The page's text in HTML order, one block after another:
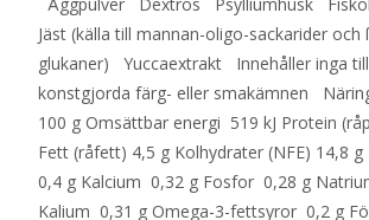
Äggpulver Dextros Psylliumhusk
Jäst (källa till mannan-oligo-sackarider och
glukaner) Yuccaextrakt Innehåller inga
konstgjorda färg- eller smakämnen
100 g Omsättbar energi 519 kJ Protein
Fett (råfett) 4,5 g Kolhydrater (NFE) 14,8 g
0,4 g Kalcium 0,32 g Fosfor 0,28 g
Kalium 0,31 g Omega-3-fettsyror 0,2 g